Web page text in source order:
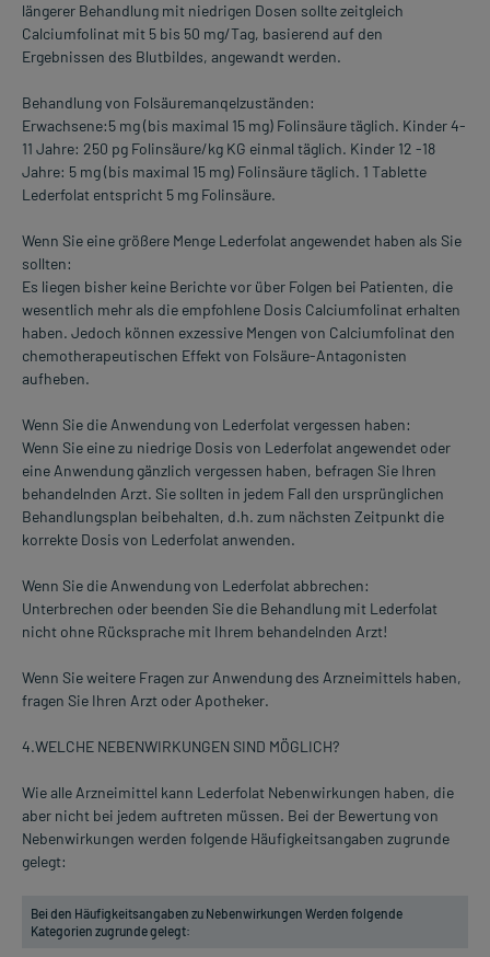
längerer Behandlung mit niedrigen Dosen sollte zeitgleich
Calciumfolinat mit 5 bis 50 mg/Tag, basierend auf den
Ergebnissen des Blutbildes, angewandt werden.
Behandlung von Folsäuremanqelzuständen:
Erwachsene:5 mg (bis maximal 15 mg) Folinsäure täglich. Kinder 4-
11 Jahre: 250 pg Folinsäure/kg KG einmal täglich. Kinder 12 -18
Jahre: 5 mg (bis maximal 15 mg) Folinsäure täglich. 1 Tablette
Lederfolat entspricht 5 mg Folinsäure.
Wenn Sie eine größere Menge Lederfolat angewendet haben als Sie
sollten:
Es liegen bisher keine Berichte vor über Folgen bei Patienten, die
wesentlich mehr als die empfohlene Dosis Calciumfolinat erhalten
haben. Jedoch können exzessive Mengen von Calciumfolinat den
chemotherapeutischen Effekt von Folsäure-Antagonisten
aufheben.
Wenn Sie die Anwendung von Lederfolat vergessen haben:
Wenn Sie eine zu niedrige Dosis von Lederfolat angewendet oder
eine Anwendung gänzlich vergessen haben, befragen Sie Ihren
behandelnden Arzt. Sie sollten in jedem Fall den ursprünglichen
Behandlungsplan beibehalten, d.h. zum nächsten Zeitpunkt die
korrekte Dosis von Lederfolat anwenden.
Wenn Sie die Anwendung von Lederfolat abbrechen:
Unterbrechen oder beenden Sie die Behandlung mit Lederfolat
nicht ohne Rücksprache mit Ihrem behandelnden Arzt!
Wenn Sie weitere Fragen zur Anwendung des Arzneimittels haben,
fragen Sie Ihren Arzt oder Apotheker.
4.WELCHE NEBENWIRKUNGEN SIND MÖGLICH?
Wie alle Arzneimittel kann Lederfolat Nebenwirkungen haben, die
aber nicht bei jedem auftreten müssen. Bei der Bewertung von
Nebenwirkungen werden folgende Häufigkeitsangaben zugrunde
gelegt:
Bei den Häufigkeitsangaben zu Nebenwirkungen Werden folgende
Kategorien zugrunde gelegt: